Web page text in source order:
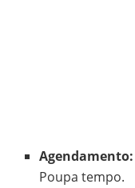
Agendamento:
Poupa tempo.